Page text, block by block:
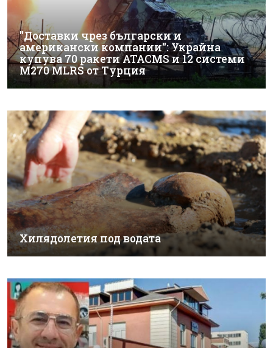
"Доставки чрез български и
американски компании": Украйна
купува 70 ракети ATACMS и 12 системи
M270 MLRS от Турция
Хилядолетия под водата